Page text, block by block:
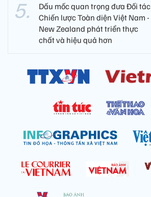
Dấu mốc quan trọng đưa Đối tác
Chiến lược Toàn diện Việt Nam -
New Zealand phát triển thực
chất và hiệu quả hơn